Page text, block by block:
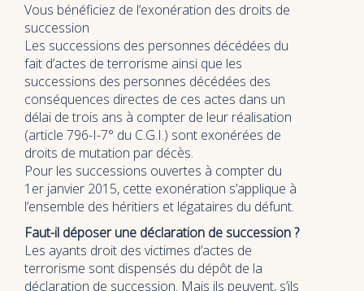
Vous bénéficiez de l’exonération des droits de
succession
Les successions des personnes décédées du
fait d’actes de terrorisme ainsi que les
successions des personnes décédées des
conséquences directes de ces actes dans un
délai de trois ans à compter de leur réalisation
(article 796-I-7° du C.G.I.) sont exonérées de
droits de mutation par décès.
Pour les successions ouvertes à compter du
1er janvier 2015, cette exonération s’applique à
l’ensemble des héritiers et légataires du défunt.
Faut-il déposer une déclaration de succession ?
Les ayants droit des victimes d’actes de
terrorisme sont dispensés du dépôt de la
déclaration de succession. Mais ils peuvent, s’ils